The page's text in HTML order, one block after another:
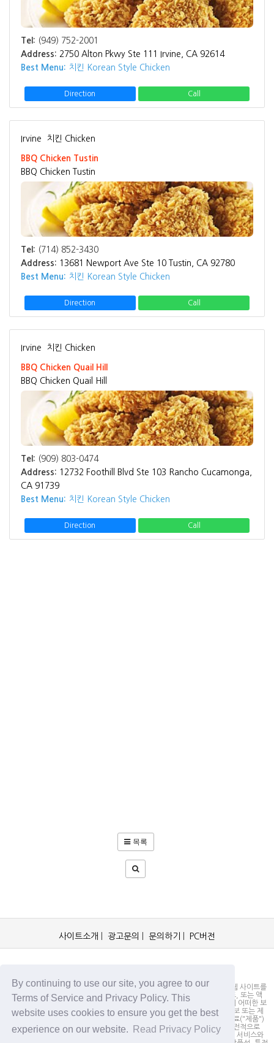
By continuing to use our site, you agree to our
Terms of Service and Privacy Policy. This
website uses cookies to ensure you get the best
experience on our website.
Read Privacy Policy
Tel: (949) 752-2001
Address: 2750 Alton Pkwy Ste 111 Irvine, CA 92614
Best Menu: 치킨 Korean Style Chicken
Direction Call
Irvine 치킨 Chicken
BBQ Chicken Tustin
BBQ Chicken Tustin
Tel: (714) 852-3430
Address: 13681 Newport Ave Ste 10 Tustin, CA 92780
Best Menu: 치킨 Korean Style Chicken
Direction Call
Irvine 치킨 Chicken
BBQ Chicken Quail Hill
BBQ Chicken Quail Hill
Tel: (909) 803-0474
Address: 12732 Foothill Blvd Ste 103 Rancho Cucamonga,
CA 91739
Best Menu: 치킨 Korean Style Chicken
Direction Call
목록
사이트소개 광고문의 문의하기 PC버전
OCKorea365.com 오씨코리아365는 본 웹 사이트에 명시되어 있거나, 본 웹 사이트를
통해 배포되거나, 본 웹 사이트에 포함되어 있는 서비스로부터 링크, 다운로드, 또는 액
세스되는 정보, 내용 또는 광고(총칭하여 "자료")의 정확성이나 신뢰성에 대해 어떠한 보
증도 하지 않을 뿐만 아니라 서비스상의, 또는 서비스와 관련된 광고, 기타 정보 또는 제
안의 결과로서 디스플레이, 구매 또는 취득하게 되는 제품, 정보 또는 기타 자료("제품")
의 품질에 대해서도 보증을 하지 않습니다. 귀하는, 자료에 대한 신뢰 여부가 전적으로
본 웹사이트를 방문하신 귀하의 책임임을 인정합니다. OCKorea365.com은 서비스와